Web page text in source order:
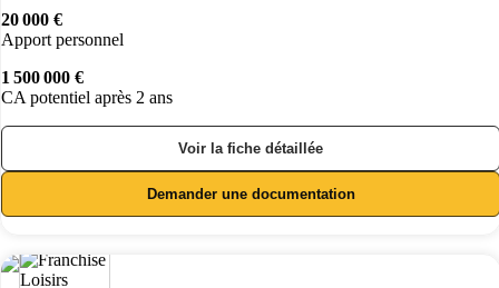
20 000 €
Apport personnel
1 500 000 €
CA potentiel après 2 ans
Voir la fiche détaillée
Demander une documentation